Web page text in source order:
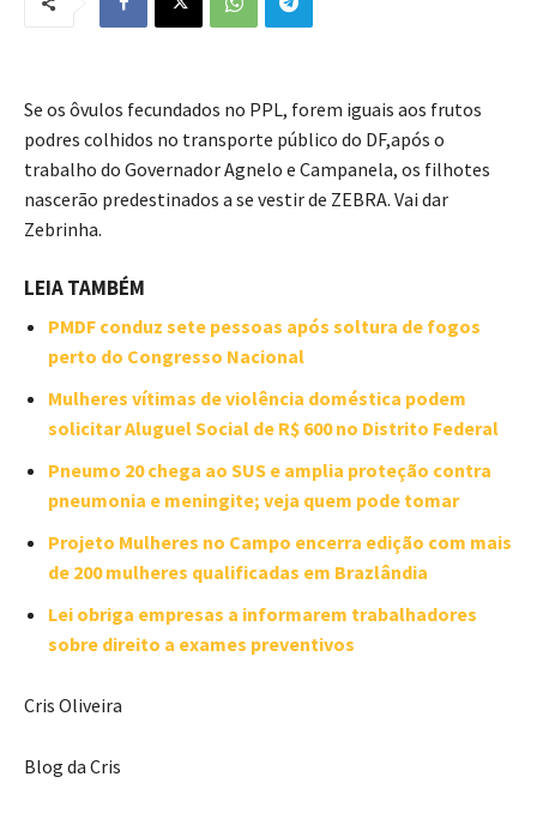
Se os ôvulos fecundados no PPL, forem iguais aos frutos
podres colhidos no transporte público do DF,após o
trabalho do Governador Agnelo e Campanela, os filhotes
nascerão predestinados a se vestir de ZEBRA. Vai dar
Zebrinha.
LEIA TAMBÉM
PMDF conduz sete pessoas após soltura de fogos
perto do Congresso Nacional
Mulheres vítimas de violência doméstica podem
solicitar Aluguel Social de R$ 600 no Distrito Federal
Pneumo 20 chega ao SUS e amplia proteção contra
pneumonia e meningite; veja quem pode tomar
Projeto Mulheres no Campo encerra edição com mais
de 200 mulheres qualificadas em Brazlândia
Lei obriga empresas a informarem trabalhadores
sobre direito a exames preventivos
Cris Oliveira
Blog da Cris